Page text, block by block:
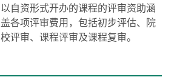
以自资形式开办的课程的评审资助涵
盖各项评审费用，包括初步评估、院
校评审、课程评审及课程复审。